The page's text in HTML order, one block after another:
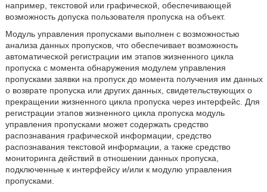
например, текстовой или графической, обеспечивающей
возможность допуска пользователя пропуска на объект.
Модуль управления пропусками выполнен с возможностью
анализа данных пропусков, что обеспечивает возможность
автоматической регистрации им этапов жизненного цикла
пропуска с момента обнаружения модулем управления
пропусками заявки на пропуск до момента получения им данных
о возврате пропуска или других данных, свидетельствующих о
прекращении жизненного цикла пропуска через интерфейс. Для
регистрации этапов жизненного цикла пропуска модуль
управления пропусками может содержать средство
распознавания графической информации, средство
распознавания текстовой информации, а также средство
мониторинга действий в отношении данных пропуска,
подключенные к интерфейсу и/или к модулю управления
пропусками.